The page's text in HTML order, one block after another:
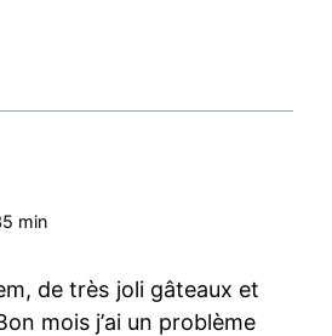
min
de très joli gâteaux et
mois j’ai un problème